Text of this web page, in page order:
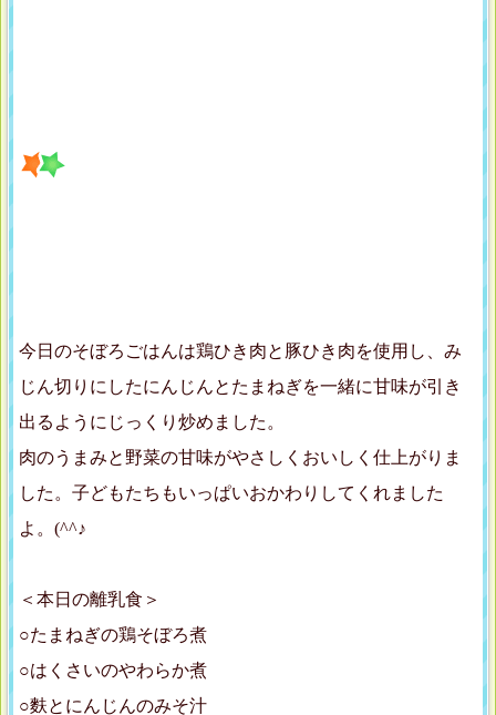
今日のそぼろごはんは鶏ひき肉と豚ひき肉を使用し、み
じん切りにしたにんじんとたまねぎを一緒に甘味が引き
出るようにじっくり炒めました。
肉のうまみと野菜の甘味がやさしくおいしく仕上がりま
した。子どもたちもいっぱいおかわりしてくれました
よ。(^^♪
＜本日の離乳食＞
○たまねぎの鶏そぼろ煮
○はくさいのやわらか煮
○麩とにんじんのみそ汁